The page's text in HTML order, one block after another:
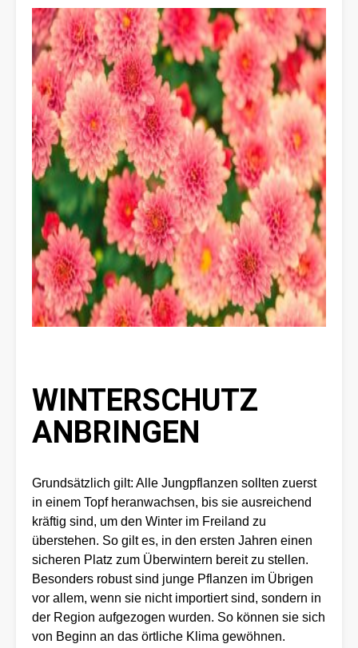
WINTERSCHUTZ
ANBRINGEN
Grundsätzlich gilt: Alle Jungpflanzen sollten zuerst
in einem Topf heranwachsen, bis sie ausreichend
kräftig sind, um den Winter im Freiland zu
überstehen. So gilt es, in den ersten Jahren einen
sicheren Platz zum Überwintern bereit zu stellen.
Besonders robust sind junge Pflanzen im Übrigen
vor allem, wenn sie nicht importiert sind, sondern in
der Region aufgezogen wurden. So können sie sich
von Beginn an das örtliche Klima gewöhnen.